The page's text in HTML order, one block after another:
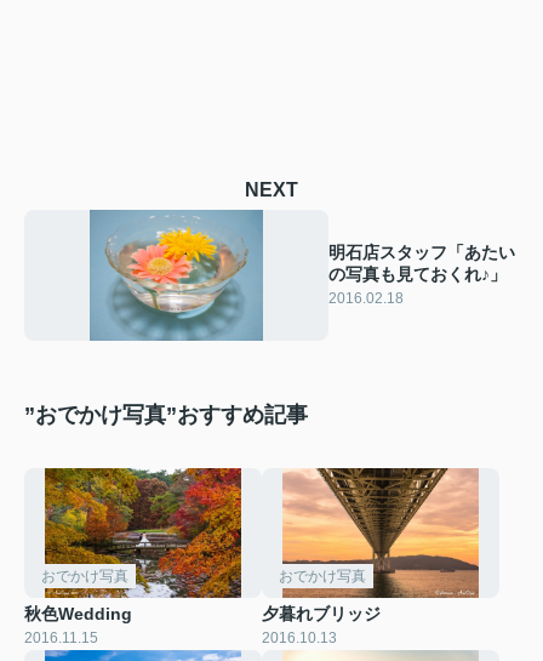
NEXT
明石店スタッフ「あたい
の写真も見ておくれ♪」
2016.02.18
”おでかけ写真”おすすめ記事
おでかけ写真
秋色Wedding
2016.11.15
おでかけ写真
夕暮れブリッジ
2016.10.13